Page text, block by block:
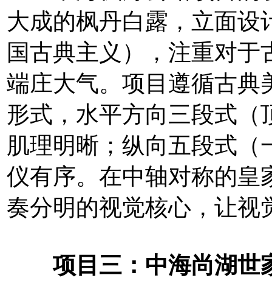
大成的枫丹白露，立面设
国古典主义），注重对
端庄大气。项目遵循古典
形式，水平方向三段式（
肌理明晰；纵向五段式
仪有序。在中轴对称的皇
奏分明的视觉核心，让视
项目三：中海尚湖世